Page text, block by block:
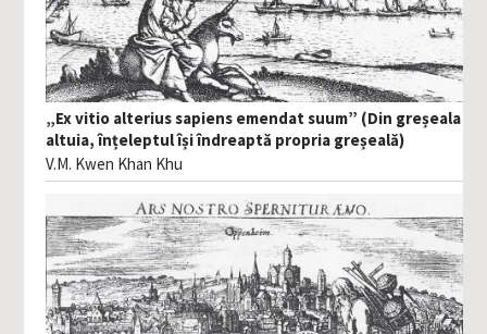
„Ex vitio alterius sapiens emendat suum” (Din greșeala
altuia, înțeleptul își îndreaptă propria greșeală)
V.M. Kwen Khan Khu